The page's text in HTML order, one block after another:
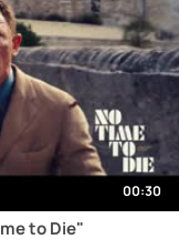
00:30
to Die"